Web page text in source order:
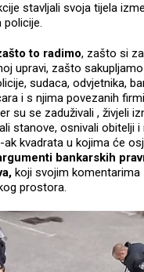
stavljali svoja tijela
policije.
to radimo, zašto si
upravi, zašto
sudaca, odvjetnika,
i s njima povezanih
su se zaduživali , živjeli
stanove, osnivali obitelji i
kvadrata u kojima će
bankarskih
koji svojim komentarima
prostora.